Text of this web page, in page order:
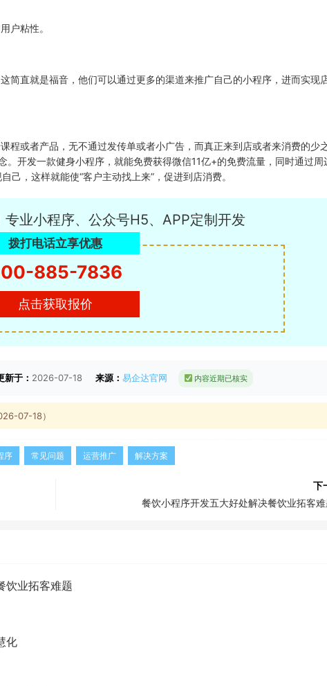
户粘性。
简直就是福音，他们可以通过更多的渠道来推广自己的小程序，进而实现
程或者产品，无不通过发传单或者小广告，而真正来到店或者来消费的少
。开发一款健身小程序，就能免费获得微信11亿+的免费流量，同时通过周
，这样就能使“客户主动找上来”，促进到店消费。
业小程序、公众号H5、APP定制开发
拨打电话立享优惠
885-7836
点击获取报价
新于： 2026-07-18 来源： 易企达官网 内容近期已核实
07-18）
序 常见问题 运营推广 解决方案
下
餐饮小程序开发五大好处解决餐饮业拓客难
饮业拓客难题
化